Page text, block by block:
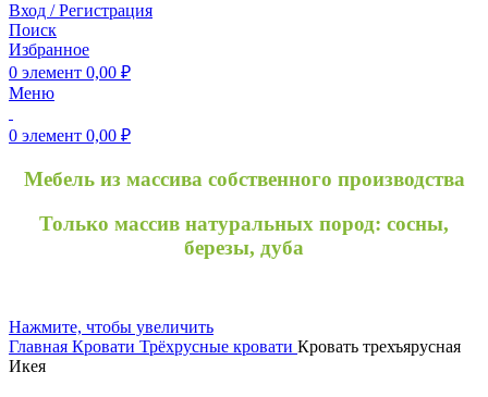
Вход / Регистрация
Поиск
Избранное
0 элемент 0,00 ₽
Меню
0 элемент 0,00 ₽
Мебель из массива собственного производства
Только массив натуральных пород: сосны,
березы, дуба
Нажмите, чтобы увеличить
Главная Кровати Трёхрусные кровати Кровать трехъярусная
Икея